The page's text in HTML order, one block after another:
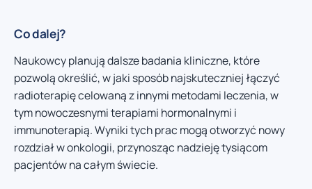
Co dalej?
Naukowcy planują dalsze badania kliniczne, które
pozwolą określić, w jaki sposób najskuteczniej łączyć
radioterapię celowaną z innymi metodami leczenia, w
tym nowoczesnymi terapiami hormonalnymi i
immunoterapią. Wyniki tych prac mogą otworzyć nowy
rozdział w onkologii, przynosząc nadzieję tysiącom
pacjentów na całym świecie.